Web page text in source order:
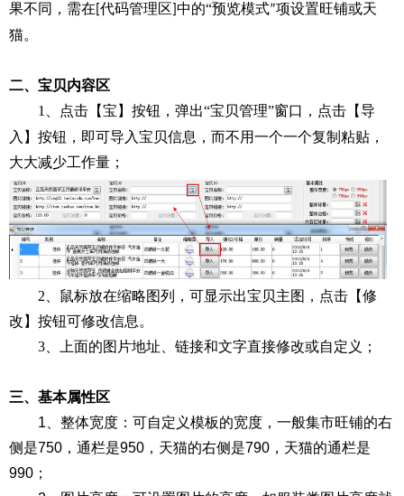
果不同，需在 代码管理区 中的“预览模式”项设置旺铺或天
猫。
二、宝贝内容区
1、
点击 【宝 】按钮，弹出“宝贝管理”窗口，点击【导
入】按钮，即可导入宝贝信息，而不用一个一个复制粘贴，
大大减少工作量；
2、鼠标放在缩略图列，可显示出宝贝主图，点击【修
改】按钮可修改信息。
3、上面的图片地址、链接和文字直接修改或自定义；
三、 基本属性区
1、整体宽度：可自定义模板的宽度，一般集市旺铺的右
侧是750，通栏是950，天猫的右侧是790，天猫的通栏是
990；